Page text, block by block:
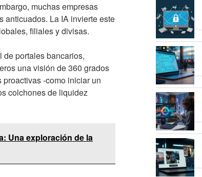
muchas empresas
anticuados. La IA invierte este
filiales y divisas.
de portales bancarios,
una visión de 360 grados
-como iniciar un
colchones de liquidez
Una exploración de la